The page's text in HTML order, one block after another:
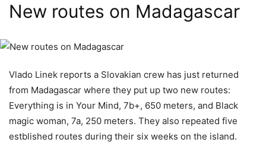
New routes on Madagascar
Vlado Linek reports a Slovakian crew has just returned
from Madagascar where they put up two new routes:
Everything is in Your Mind, 7b+, 650 meters, and Black
magic woman, 7a, 250 meters. They also repeated five
estblished routes during their six weeks on the island.